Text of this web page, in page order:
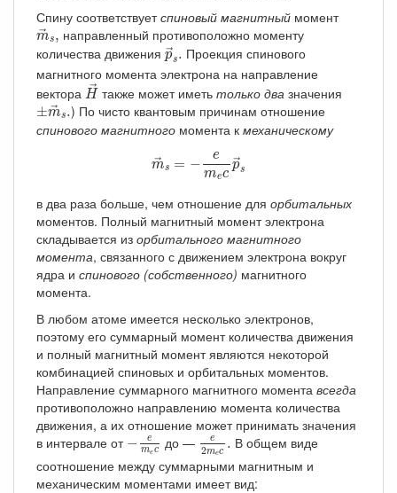
Спину соответствуетспиновый магнитный момент
→
ms,
m→s
направленный противоположно моменту
количества движения →
ps.
p→s.
Проекция спинового
магнитного момента электрона на направление
вектора
→
H
H→
также может иметь только два значения
± →
ms.
±m→s.
) По чисто квантовым причинам отношение
спинового магнитного момента к механическому
→
ms = −
e
mec
→
ps
m
в два раза больше, чем отношение для орбитальных
моментов. Полный магнитный момент электрона
складывается из орбитального магнитного
момента, связанного с движением электрона вокруг
ядра и спинового (собственного) магнитного
момента.
В любом атоме имеется несколько электронов,
поэтому его суммарный момент количества движения
и полный магнитный момент являются некоторой
комбинацией спиновых и орбитальных моментов.
Направление суммарного магнитного момента всегда
противоположно направлению момента количества
движения, а их отношение может принимать значения
в интервале от −
e
mec
−emec
до — e
2mec
.
e2me c.
В общем виде
соотношение между суммарными магнитным и
механическим моментами имеет вид: